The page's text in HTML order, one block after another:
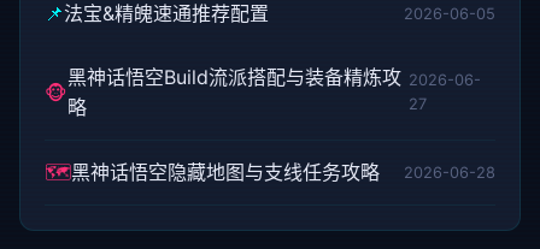
📌法宝&精魄速通推荐配置 2026-06-05
🐵
黑神话悟空Build流派搭配与装备精炼攻
略
2026-06-
27
🗺️黑神话悟空隐藏地图与支线任务攻略 2026-06-28